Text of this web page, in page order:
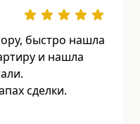
быстро нашла
и нашла
сделки.